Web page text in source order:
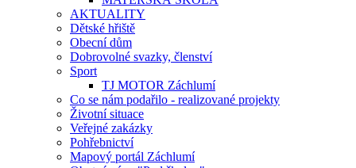
AKTUALITY
Dětské hřiště
Obecní dům
Dobrovolné svazky, členství
Sport
TJ MOTOR Záchlumí
Co se nám podařilo - realizované projekty
Životní situace
Veřejné zakázky
Pohřebnictví
Mapový portál Záchlumí